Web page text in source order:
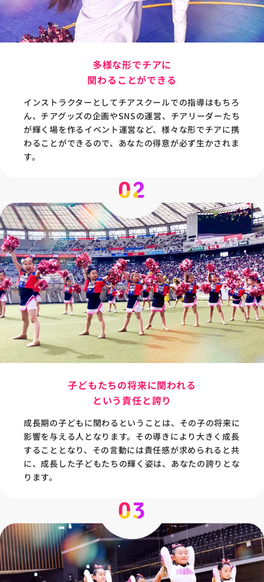
多様な形でチアに
関わることができる
インストラクターとしてチアスクールでの指導はもちろ
ん、チアグッズの企画やSNSの運営、チアリーダーたち
が輝く場を作るイベント運営など、様々な形でチアに携
わることができるので、あなたの得意が必ず生かされま
す。
02
子どもたちの将来に関われる
という責任と誇り
成長期の子どもに関わるということは、その子の将来に
影響を与える人となります。その導きにより大きく成長
することとなり、その言動には責任感が求められると共
に、成長した子どもたちの輝く姿は、あなたの誇りとな
ります。
03